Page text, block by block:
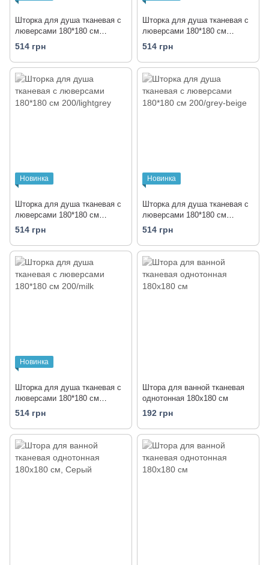
Шторка для душа тканевая с
люверсами 180*180 см
200/capuchino
514 грн
Шторка для душа тканевая с
люверсами 180*180 см
200/grey
514 грн
Новинка
Шторка для душа тканевая с
люверсами 180*180 см
200/lightgrey
514 грн
Новинка
Шторка для душа тканевая с
люверсами 180*180 см
200/grey-beige
514 грн
Новинка
Шторка для душа тканевая с
люверсами 180*180 см
200/milk
514 грн
Штора для ванной тканевая
однотонная 180x180 см
192 грн